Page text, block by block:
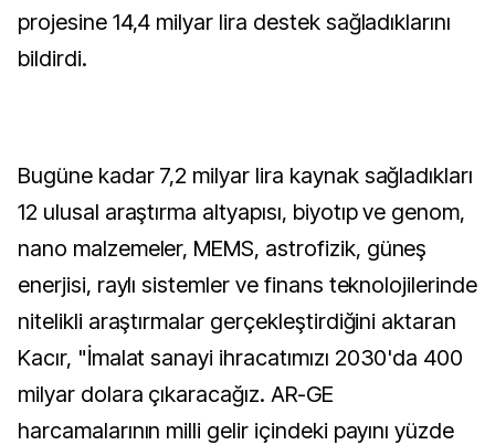
projesine 14,4 milyar lira destek sağladıklarını
bildirdi.
Bugüne kadar 7,2 milyar lira kaynak sağladıkları
12 ulusal araştırma altyapısı, biyotıp ve genom,
nano malzemeler, MEMS, astrofizik, güneş
enerjisi, raylı sistemler ve finans teknolojilerinde
nitelikli araştırmalar gerçekleştirdiğini aktaran
Kacır, "İmalat sanayi ihracatımızı 2030'da 400
milyar dolara çıkaracağız. AR-GE
harcamalarının milli gelir içindeki payını yüzde